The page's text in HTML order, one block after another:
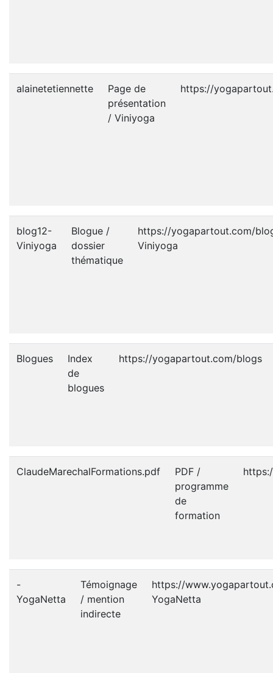
alainetetiennette
Page de
présentation
/ Viniyoga
https://
blog12-
Viniyoga
Blogue /
dossier
thématique
https://yogapartout.com/
Viniyoga
Blogues
Index
de
blogues
https://yogapartout.com/blogs
ClaudeMarechalFormations.pdf
PDF /
programme
de
formation
-
YogaNetta
Témoignage
/ mention
indirecte
https://
YogaNetta